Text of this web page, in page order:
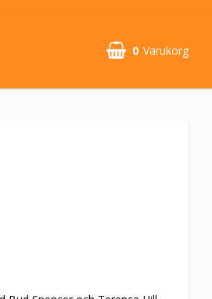
0 Varukorg